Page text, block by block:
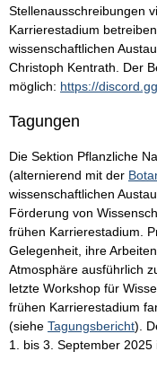
Stellenausschreibungen
Karrierestadium
wissenschaftlichen
Christoph Kentrath. Der
möglich: https://
Tagungen
Die Sektion Pflanzliche
(alternierend mit der
wissenschaftlichen
Förderung von
frühen Karrierestadium.
Gelegenheit, ihre
Atmosphäre ausführlich
letzte Workshop für
frühen Karrierestadium
(siehe Tagungsbericht).
1. bis 3. September 2025